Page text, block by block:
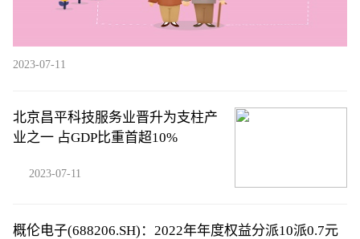
2023-07-11
北京昌平科技服务业晋升为支柱产
业之一 占GDP比重首超10%
2023-07-11
概伦电子(688206.SH)：2022年年度权益分派10派0.7元